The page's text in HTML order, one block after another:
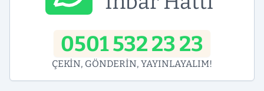
0501 532 23 23
ÇEKİN, GÖNDERİN, YAYINLAYALIM!